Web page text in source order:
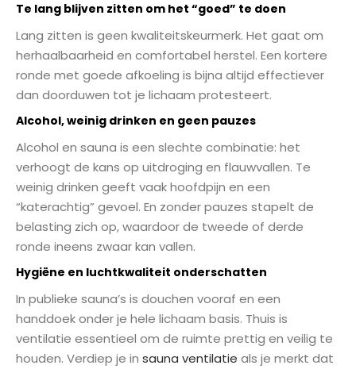
Te lang blijven zitten om het “goed” te doen
Lang zitten is geen kwaliteitskeurmerk. Het gaat om
herhaalbaarheid en comfortabel herstel. Een kortere
ronde met goede afkoeling is bijna altijd effectiever
dan doorduwen tot je lichaam protesteert.
Alcohol, weinig drinken en geen pauzes
Alcohol en sauna is een slechte combinatie: het
verhoogt de kans op uitdroging en flauwvallen. Te
weinig drinken geeft vaak hoofdpijn en een
“katerachtig” gevoel. En zonder pauzes stapelt de
belasting zich op, waardoor de tweede of derde
ronde ineens zwaar kan vallen.
Hygiëne en luchtkwaliteit onderschatten
In publieke sauna’s is douchen vooraf en een
handdoek onder je hele lichaam basis. Thuis is
ventilatie essentieel om de ruimte prettig en veilig te
houden. Verdiep je in sauna ventilatie als je merkt dat